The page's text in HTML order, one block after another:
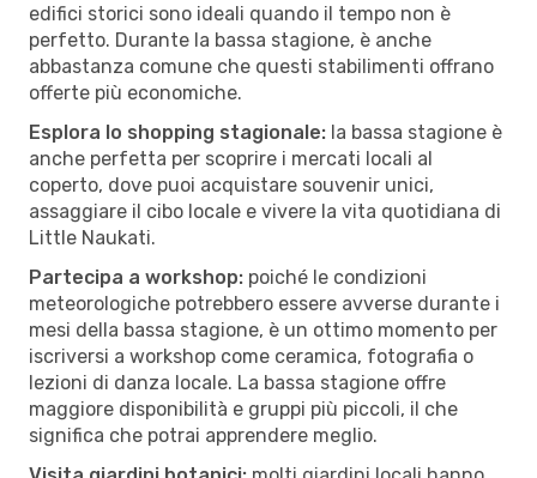
edifici storici sono ideali quando il tempo non è
perfetto. Durante la bassa stagione, è anche
abbastanza comune che questi stabilimenti offrano
offerte più economiche.
Esplora lo shopping stagionale: la bassa stagione è
anche perfetta per scoprire i mercati locali al
coperto, dove puoi acquistare souvenir unici,
assaggiare il cibo locale e vivere la vita quotidiana di
Little Naukati.
Partecipa a workshop: poiché le condizioni
meteorologiche potrebbero essere avverse durante i
mesi della bassa stagione, è un ottimo momento per
iscriversi a workshop come ceramica, fotografia o
lezioni di danza locale. La bassa stagione offre
maggiore disponibilità e gruppi più piccoli, il che
significa che potrai apprendere meglio.